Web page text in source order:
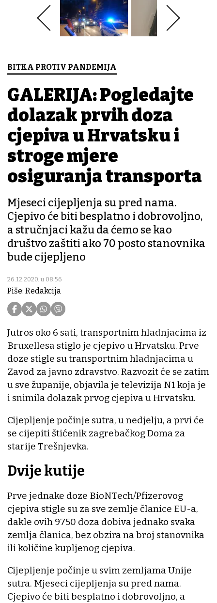
BITKA PROTIV PANDEMIJA
GALERIJA: Pogledajte
dolazak prvih doza
cjepiva u Hrvatsku i
stroge mjere
osiguranja transporta
Mjeseci cijepljenja su pred nama.
Cjepivo će biti besplatno i dobrovoljno,
a stručnjaci kažu da ćemo se kao
društvo zaštiti ako 70 posto stanovnika
bude cijepljeno
26.12.2020. u 08:56
Piše: Redakcija
Jutros oko 6 sati, transportnim hladnjacima iz
Bruxellesa stiglo je cjepivo u Hrvatsku. Prve
doze stigle su transportnim hladnjacima u
Zavod za javno zdravstvo. Razvozit će se zatim
u sve županije, objavila je televizija N1 koja je
i snimila dolazak prvog cjepiva u Hrvatsku.
Cijepljenje počinje sutra, u nedjelju, a prvi će
se cijepiti štićenik zagrebačkog Doma za
starije Trešnjevka.
Dvije kutije
Prve jednake doze BioNTech/Pfizerovog
cjepiva stigle su za sve zemlje članice EU-a,
dakle ovih 9750 doza dobiva jednako svaka
zemlja članica, bez obzira na broj stanovnika
ili količine kupljenog cjepiva.
Cijepljenje počinje u svim zemljama Unije
sutra. Mjeseci cijepljenja su pred nama.
Cjepivo će biti besplatno i dobrovoljno, a